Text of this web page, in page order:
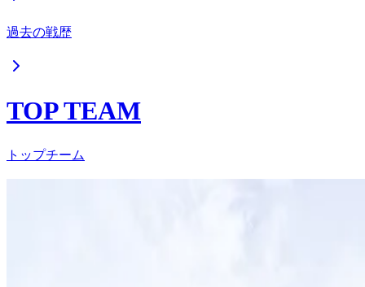
過去の戦歴
TOP TEAM
トップチーム